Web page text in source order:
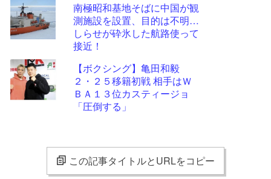
南極昭和基地そばに中国が観
測施設を設置、目的は不明…
しらせが砕氷した航路使って
接近！
【ボクシング】亀田和毅
２・２５移籍初戦 相手はＷ
ＢＡ１３位カスティージョ
「圧倒する」
この記事タイトルとURLをコピー